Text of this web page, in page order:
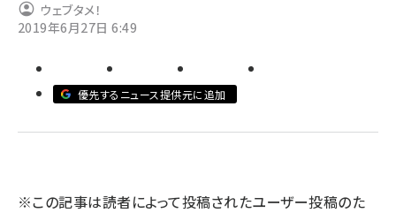
note (2312)
z世代 (1622)
ウェブタメ！
2019年6月27日 6:49
優先するニュース提供元に追加
※この記事は読者によって投稿されたユーザー投稿のた